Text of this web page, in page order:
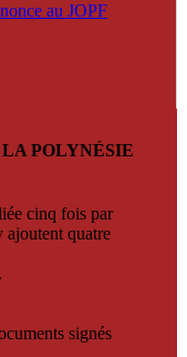
au JOPF
POLYNÉSIE
cinq fois par
ajoutent quatre
signés